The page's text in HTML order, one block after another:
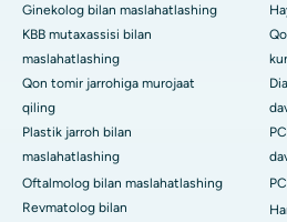
Ginekolog bilan maslahatlashing
KBB mutaxassisi bilan
maslahatlashing
Qon tomir jarrohiga murojaat
qiling
Plastik jarroh bilan
maslahatlashing
Oftalmolog bilan maslahatlashing
Revmatolog bilan